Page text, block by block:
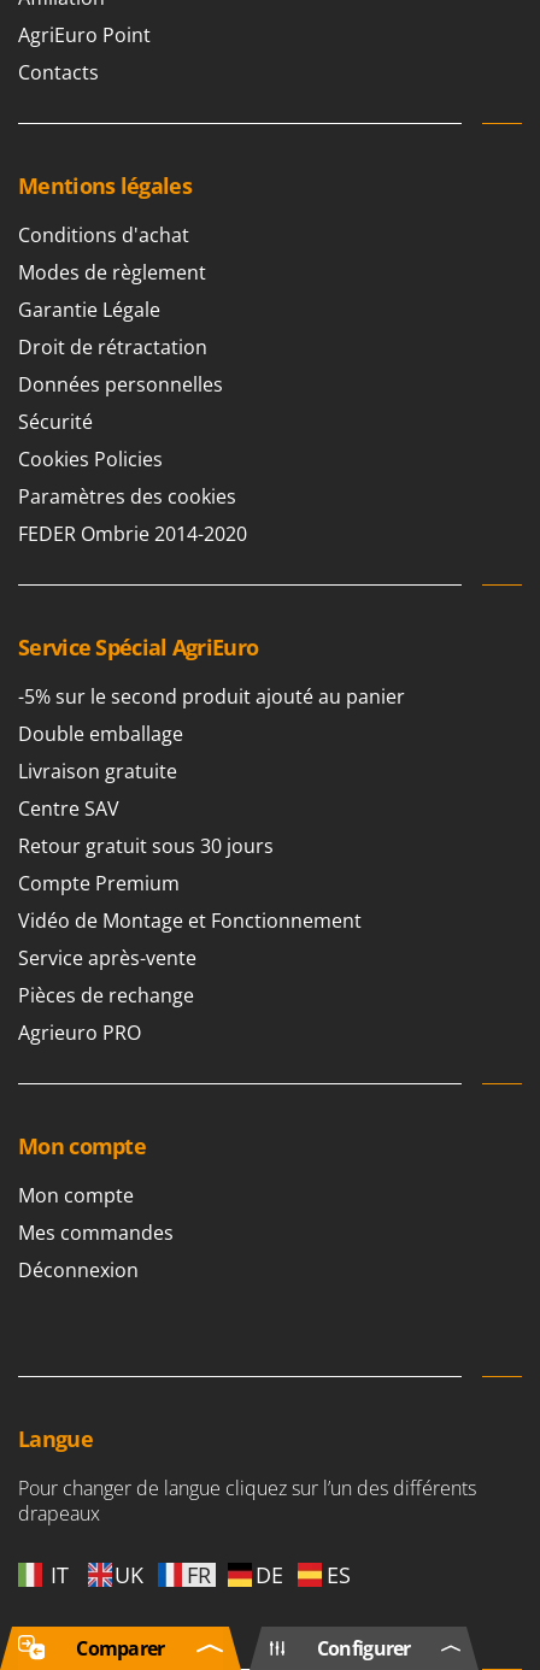
AgriEuro Point
Contacts
Mentions légales
Conditions d'achat
Modes de règlement
Garantie Légale
Droit de rétractation
Données personnelles
Sécurité
Cookies Policies
Paramètres des cookies
FEDER Ombrie 2014-2020
Service Spécial AgriEuro
-5% sur le second produit ajouté au panier
Double emballage
Livraison gratuite
Centre SAV
Retour gratuit sous 30 jours
Compte Premium
Vidéo de Montage et Fonctionnement
Service après-vente
Pièces de rechange
Agrieuro PRO
Mon compte
Mon compte
Mes commandes
Déconnexion
Langue
Pour changer de langue cliquez sur l’un des différents
drapeaux
IT UK FR DE ES
Configurer
Comparer